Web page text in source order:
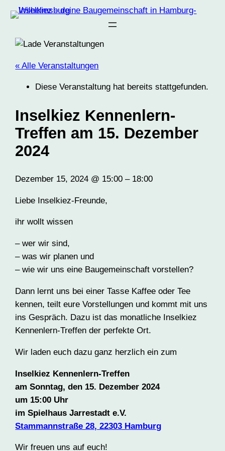
« Alle Veranstaltungen
Diese Veranstaltung hat bereits stattgefunden.
Inselkiez Kennenlern-
Treffen am 15. Dezember
2024
Dezember 15, 2024 @ 15:00– 18:00
Liebe Inselkiez-Freunde,
ihr wollt wissen
– wer wir sind,
– was wir planen und
– wie wir uns eine Baugemeinschaft vorstellen?
Dann lernt uns bei einer Tasse Kaffee oder Tee
kennen, teilt eure Vorstellungen und kommt mit uns
ins Gespräch. Dazu ist das monatliche Inselkiez
Kennenlern-Treffen der perfekte Ort.
Wir laden euch dazu ganz herzlich ein zum
Inselkiez Kennenlern-Treffen
am Sonntag, den 15. Dezember 2024
um 15:00 Uhr
im Spielhaus Jarrestadt e.V.
Stammannstraße 28, 22303 Hamburg
Wir freuen uns auf euch!